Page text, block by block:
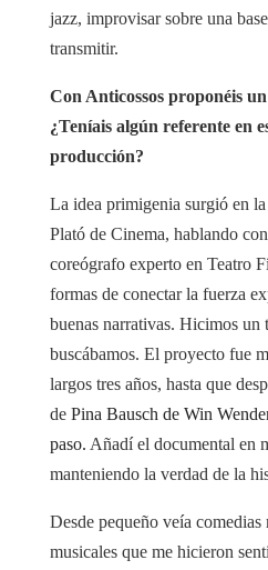
jazz, improvisar sobre una
transmitir.
Con Anticossos proponéis
¿Teníais algún referente en
producción?
La idea primigenia surgió en
Plató de Cinema, hablando
coreógrafo experto en Teatro
formas de conectar la fuerza
buenas narrativas. Hicimos un
buscábamos. El proyecto fue
largos tres años, hasta que
de Pina Bausch de Win
paso. Añadí el documental en
manteniendo la verdad de la
Desde pequeño veía comedias
musicales que me hicieron